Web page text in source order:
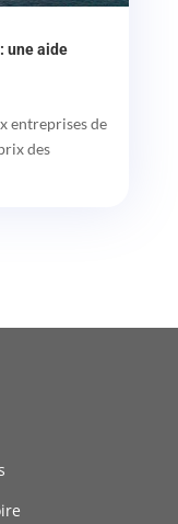
une aide
entreprises de
des